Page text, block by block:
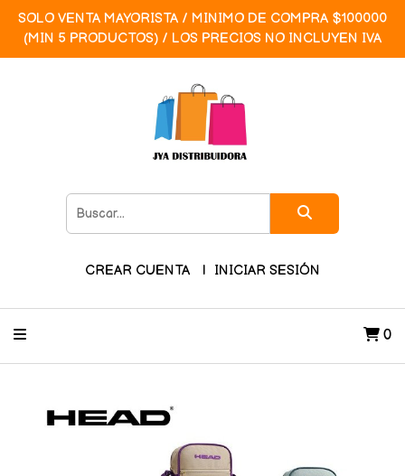
SOLO VENTA MAYORISTA / MINIMO DE COMPRA $100000
(MIN 5 PRODUCTOS) / LOS PRECIOS NO INCLUYEN IVA
CREAR CUENTA INICIAR SESIÓN
0